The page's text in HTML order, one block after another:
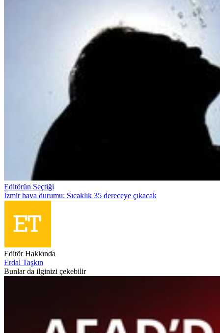
Editörün Seçtiği
İzmir hava durumu: Sıcaklık 35 dereceye çıkacak
Editör Hakkında
Erdal Taşkın
Bunlar da ilginizi çekebilir